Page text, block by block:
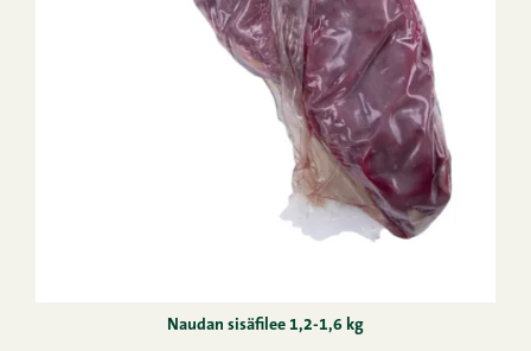
Naudan sisäfilee 1,2-1,6 kg